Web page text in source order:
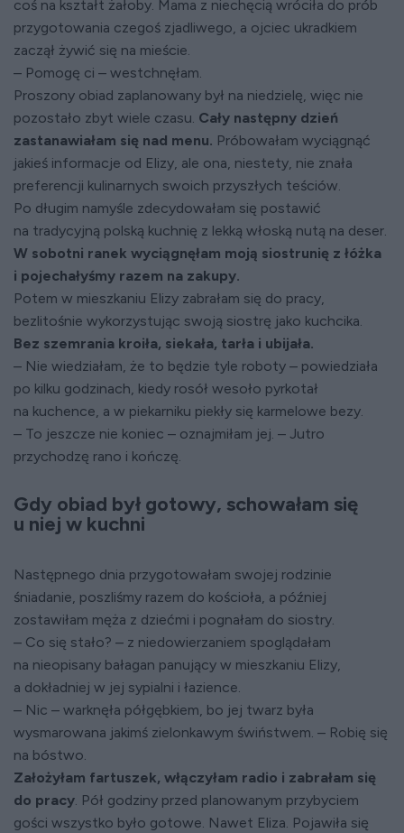
coś na kształt żałoby. Mama z niechęcią wróciła do prób
przygotowania czegoś zjadliwego, a ojciec ukradkiem
zaczął żywić się na mieście.
– Pomogę ci – westchnęłam.
Proszony obiad zaplanowany był na niedzielę, więc nie
pozostało zbyt wiele czasu. Cały następny dzień
zastanawiałam się nad menu. Próbowałam wyciągnąć
jakieś informacje od Elizy, ale ona, niestety, nie znała
preferencji kulinarnych swoich przyszłych teściów.
Po długim namyśle zdecydowałam się postawić
na tradycyjną polską kuchnię z lekką włoską nutą na deser.
W sobotni ranek wyciągnęłam moją siostrunię z łóżka
i pojechałyśmy razem na zakupy.
Potem w mieszkaniu Elizy zabrałam się do pracy,
bezlitośnie wykorzystując swoją siostrę jako kuchcika.
Bez szemrania kroiła, siekała, tarła i ubijała.
– Nie wiedziałam, że to będzie tyle roboty – powiedziała
po kilku godzinach, kiedy rosół wesoło pyrkotał
na kuchence, a w piekarniku piekły się karmelowe bezy.
– To jeszcze nie koniec – oznajmiłam jej. – Jutro
przychodzę rano i kończę.
Gdy obiad był gotowy, schowałam się
u niej w kuchni
Następnego dnia przygotowałam swojej rodzinie
śniadanie, poszliśmy razem do kościoła, a później
zostawiłam męża z dziećmi i pognałam do siostry.
– Co się stało? – z niedowierzaniem spoglądałam
na nieopisany bałagan panujący w mieszkaniu Elizy,
a dokładniej w jej sypialni i łazience.
– Nic – warknęła półgębkiem, bo jej twarz była
wysmarowana jakimś zielonkawym świństwem. – Robię się
na bóstwo.
Założyłam fartuszek, włączyłam radio i zabrałam się
do pracy. Pół godziny przed planowanym przybyciem
gości wszystko było gotowe. Nawet Eliza. Pojawiła się